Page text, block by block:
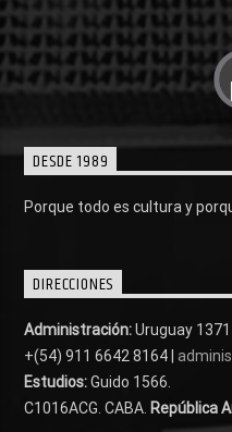
DESDE 1989
Porque todo es cultura y
DIRECCIONES
Administración:Uruguay 1371
+(54) 911 6642 8164 |
Estudios:Guido 1566.
C1016ACG . CABA. República